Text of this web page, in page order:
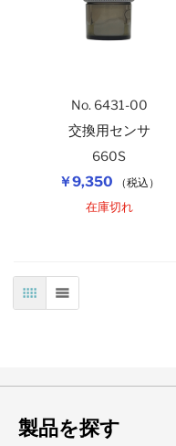
自記記録計（温度）
隔測式温度計（在庫規格品）
バイメタル式温度計（在庫
棒状温度計
アナログ温湿度計
自記記録計（温湿度）
アスマン式通風乾湿計
￥9,350 （税込）
No. 6431-00
交換用センサ
660S
在庫切れ
表 リスト
製品を探す